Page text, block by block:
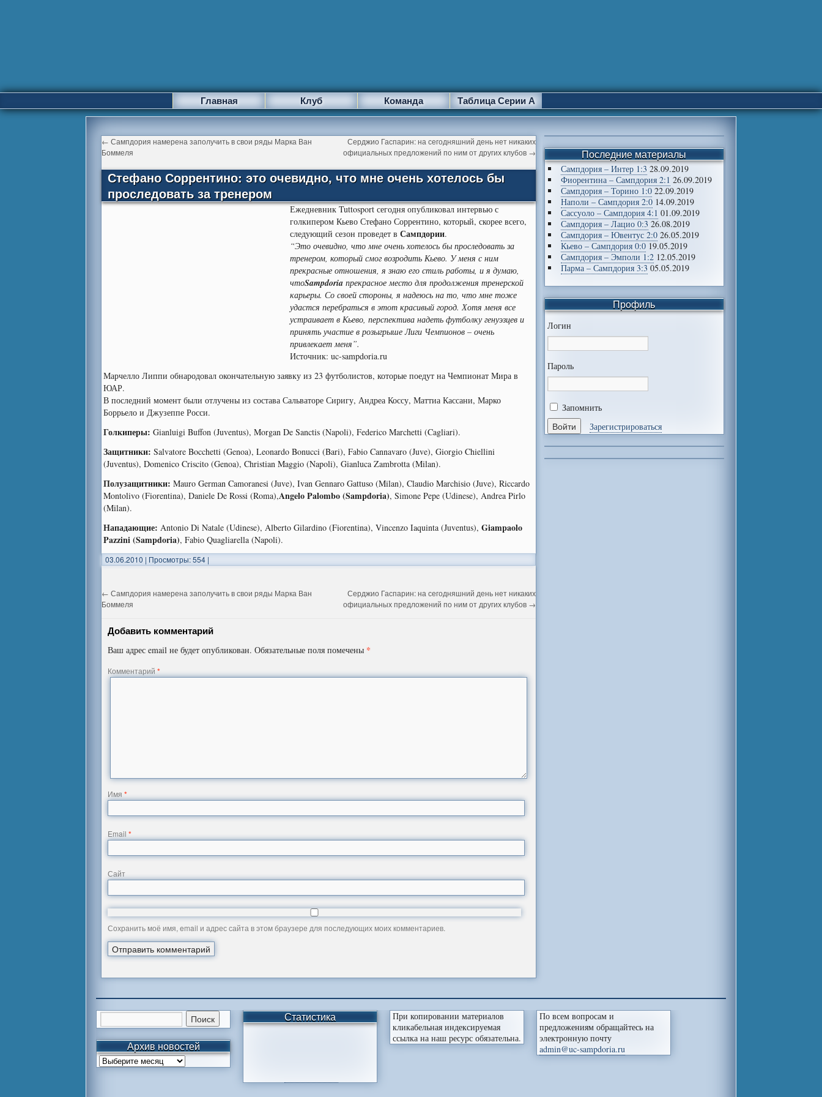
Главная Клуб Команда Таблица Серии А
← Сампдория намерена заполучить в свои ряды Марка Ван
Боммеля
Серджио Гаспарин: на сегодняшний день нет никаких
официальных предложений по ним от других клубов →
Стефано Соррентино: это очевидно, что мне очень хотелось бы
проследовать за тренером
Ежедневник Tuttosport сегодня опубликовал интервью с
голкипером Кьево Стефано Соррентино, который, скорее всего,
следующий сезон проведет вСампдории.
“Это очевидно, что мне очень хотелось бы проследовать за
тренером, который смог возродить Кьево. У меня с ним
прекрасные отношения, я знаю его стиль работы, и я думаю,
чтоSampdoria прекрасное место для продолжения тренерской
карьеры. Со своей стороны, я надеюсь на то, что мне тоже
удастся перебраться в этот красивый город. Хотя меня все
устраивает в Кьево, перспектива надеть футболку генуэзцев и
принять участие в розыгрыше Лиги Чемпионов – очень
привлекает меня”.
Источник: uc-sampdoria.ru
Марчелло Липпи обнародовал окончательную заявку из 23 футболистов, которые поедут на Чемпионат Мира в
ЮАР.
В последний момент были отлучены из состава Сальваторе Сиригу, Андреа Коссу, Маттиа Кассани, Марко
Боррьело и Джузеппе Росси.
Голкиперы: Gianluigi Buffon (Juventus), Morgan De Sanctis (Napoli), Federico Marchetti (Cagliari).
Защитники: Salvatore Bocchetti (Genoa), Leonardo Bonucci (Bari), Fabio Cannavaro (Juve), Giorgio Chiellini
(Juventus), Domenico Criscito (Genoa), Christian Maggio (Napoli), Gianluca Zambrotta (Milan).
Полузащитники: Mauro German Camoranesi (Juve), Ivan Gennaro Gattuso (Milan), Claudio Marchisio (Juve), Riccardo
Montolivo (Fiorentina), Daniele De Rossi (Roma),Angelo Palombo (Sampdoria), Simone Pepe (Udinese), Andrea Pirlo
(Milan).
Нападающие: Antonio Di Natale (Udinese), Alberto Gilardino (Fiorentina), Vincenzo Iaquinta (Juventus),Giampaolo
Pazzini (Sampdoria), Fabio Quagliarella (Napoli).
03.06.2010 | Просмотры: 554 |
← Сампдория намерена заполучить в свои ряды Марка Ван
Боммеля
Серджио Гаспарин: на сегодняшний день нет никаких
официальных предложений по ним от других клубов →
Добавить комментарий
Ваш адрес email не будет опубликован. Обязательные поля помечены *
Комментарий*
Имя*
Email*
Сайт
Сохранить моё имя, email и адрес сайта в этом браузере для последующих моих комментариев.
Последние материалы
Сампдория – Интер 1:3 28.09.2019
Фиорентина – Сампдория 2:1 26.09.2019
Сампдория – Торино 1:0 22.09.2019
Наполи – Сампдория 2:0 14.09.2019
Сассуоло – Сампдория 4:1 01.09.2019
Сампдория – Лацио 0:3 26.08.2019
Сампдория – Ювентус 2:0 26.05.2019
Кьево – Сампдория 0:0 19.05.2019
Сампдория – Эмполи 1:2 12.05.2019
Парма – Сампдория 3:3 05.05.2019
Профиль
Логин
Пароль
Запомнить
Зарегистрироваться
Архив новостей
Статистика
При копировании материалов
кликабельная индексируемая
ссылка на наш ресурс обязательна.
По всем вопросам и
предложениям обращайтесь на
электронную почту
admin@uc-sampdoria.ru